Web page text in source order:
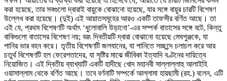
করা হয়েছে, তার সবগুলো দ্বারাই বায়ুকে বোঝানো হয়েছে, যার সঙ্গে বায়ুর চারটি বিশেষণ
উল্লেখ করা হয়েছে। (দুই) এই আয়াতসমূহের আরও একটি তাফসীর বর্ণিত আছে। তা
এই যে, প্রথম বিশেষণটি অর্থাৎ ‘ধুলোবালি উড়ানো’-এর সম্পর্ক বাতাসের সঙ্গে বটে, কিন্তু
বাকিগুলো বাতাসের বিশেষণ নয়; বরং দ্বিতীয়টি দ্বারা বোঝানো হয়েছে মেঘপুঞ্জকে, যা
পানির ভার বহন করে। তৃতীয় বিশেষণটি জলযানের, যা পানিতে সচ্ছন্দে চলাচল করে আর
চতুর্থ বিশেষণটি হল ফেরেশতাদের, যা সৃষ্টির মাঝে জীবিকা ইত্যাদি বণ্টনের দায়িত্বে
নিয়োজিত। এই দ্বিতীয় ব্যাখ্যাটি একটি হাদীছে খোদ মহানবী সাল্লাল্লাহু আলাইহি
ওয়াসাল্লাম থেকে বর্ণিত আছে। তবে বর্ণনাটি সম্পর্কে আল্লামা হায়ছামী (রহ.) বলেন, এটি